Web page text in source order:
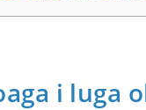
i luga